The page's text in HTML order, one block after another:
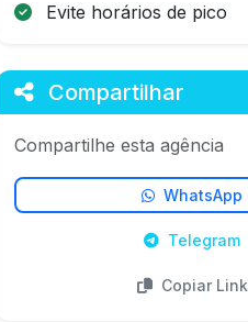
Evite horários de pico
Compartilhar
Compartilhe esta agência
WhatsApp
Telegram
Copiar Link